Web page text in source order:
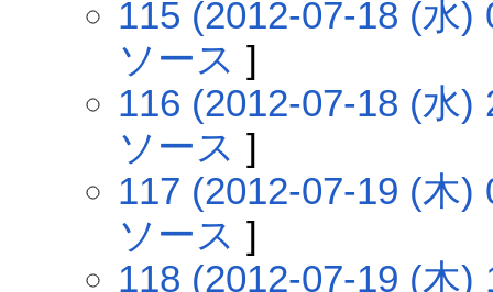
115 (2012-07-18 (水)
ソース ]
116 (2012-07-18 (水)
ソース ]
117 (2012-07-19 (木)
ソース ]
118 (2012-07-19 (木)